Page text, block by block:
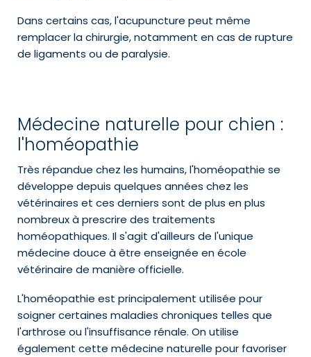
Dans certains cas, l'acupuncture peut même
remplacer la chirurgie, notamment en cas de rupture
de ligaments ou de paralysie.
Médecine naturelle pour chien :
l'homéopathie
Très répandue chez les humains, l'homéopathie se
développe depuis quelques années chez les
vétérinaires et ces derniers sont de plus en plus
nombreux à prescrire des traitements
homéopathiques. Il s'agit d'ailleurs de l'unique
médecine douce à être enseignée en école
vétérinaire de manière officielle.
L'homéopathie est principalement utilisée pour
soigner certaines maladies chroniques telles que
l'arthrose ou l'insuffisance rénale. On utilise
également cette médecine naturelle pour favoriser